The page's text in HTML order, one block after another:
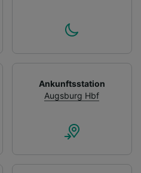
Ankunftsstation
Augsburg Hbf